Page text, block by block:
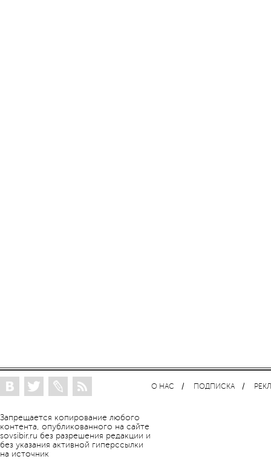
Запрещается копирование любого
контента, опубликованного на сайте
sovsibir.ru без разрешения редакции и
без указания активной гиперссылки
на источник
О НАС ПОДПИСКА